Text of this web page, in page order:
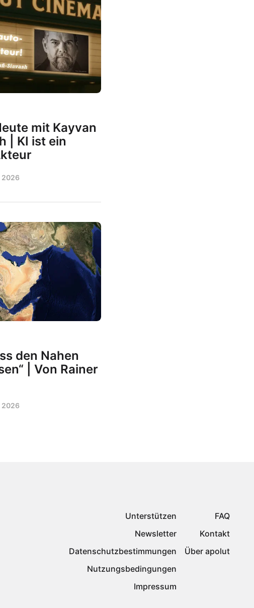
mit Kayvan
| KI ist ein
2026
den Nahen
| Von Rainer
2026
Unterstützen
Newsletter
Datenschutzbestimmungen
Nutzungsbedingungen
Impressum
FAQ
Kontakt
Über apolut